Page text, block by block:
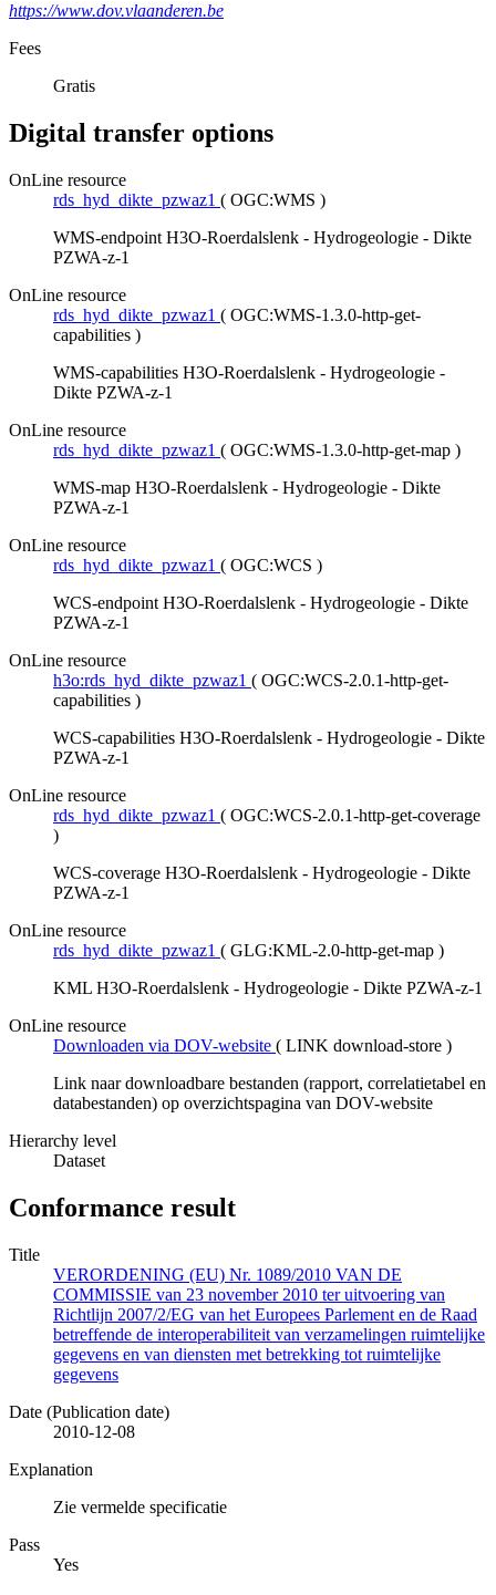
https://www.dov.vlaanderen.be
Fees
Gratis
Digital transfer options
OnLine resource
rds_hyd_dikte_pzwaz1 ( OGC:WMS )
WMS-endpoint H3O-Roerdalslenk - Hydrogeologie - Dikte
PZWA-z-1
OnLine resource
rds_hyd_dikte_pzwaz1 ( OGC:WMS-1.3.0-http-get-
capabilities )
WMS-capabilities H3O-Roerdalslenk - Hydrogeologie -
Dikte PZWA-z-1
OnLine resource
rds_hyd_dikte_pzwaz1 ( OGC:WMS-1.3.0-http-get-map )
WMS-map H3O-Roerdalslenk - Hydrogeologie - Dikte
PZWA-z-1
OnLine resource
rds_hyd_dikte_pzwaz1 ( OGC:WCS )
WCS-endpoint H3O-Roerdalslenk - Hydrogeologie - Dikte
PZWA-z-1
OnLine resource
h3o:rds_hyd_dikte_pzwaz1 ( OGC:WCS-2.0.1-http-get-
capabilities )
WCS-capabilities H3O-Roerdalslenk - Hydrogeologie - Dikte
PZWA-z-1
OnLine resource
rds_hyd_dikte_pzwaz1 ( OGC:WCS-2.0.1-http-get-coverage
)
WCS-coverage H3O-Roerdalslenk - Hydrogeologie - Dikte
PZWA-z-1
OnLine resource
rds_hyd_dikte_pzwaz1 ( GLG:KML-2.0-http-get-map )
KML H3O-Roerdalslenk - Hydrogeologie - Dikte PZWA-z-1
OnLine resource
Downloaden via DOV-website ( LINK download-store )
Link naar downloadbare bestanden (rapport, correlatietabel en
databestanden) op overzichtspagina van DOV-website
Hierarchy level
Dataset
Conformance result
Title
VERORDENING (EU) Nr. 1089/2010 VAN DE
COMMISSIE van 23 november 2010 ter uitvoering van
Richtlijn 2007/2/EG van het Europees Parlement en de Raad
betreffende de interoperabiliteit van verzamelingen ruimtelijke
gegevens en van diensten met betrekking tot ruimtelijke
gegevens
Date (Publication date)
2010-12-08
Explanation
Zie vermelde specificatie
Pass
Yes